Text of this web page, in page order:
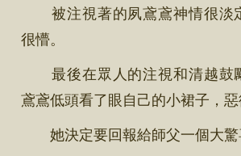
被注視著的夙鳶鳶神情很淡
很懵。
最後在眾人的注視和清越鼓
鳶鳶低頭看了眼自己的小裙子，惡
她決定要回報給師父一個大驚